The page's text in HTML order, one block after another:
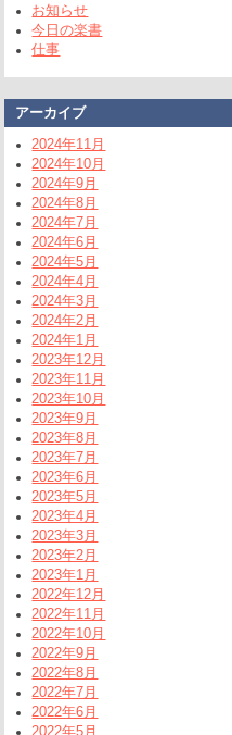
お知らせ
今日の楽書
仕事
アーカイブ
2024年11月
2024年10月
2024年9月
2024年8月
2024年7月
2024年6月
2024年5月
2024年4月
2024年3月
2024年2月
2024年1月
2023年12月
2023年11月
2023年10月
2023年9月
2023年8月
2023年7月
2023年6月
2023年5月
2023年4月
2023年3月
2023年2月
2023年1月
2022年12月
2022年11月
2022年10月
2022年9月
2022年8月
2022年7月
2022年6月
2022年5月